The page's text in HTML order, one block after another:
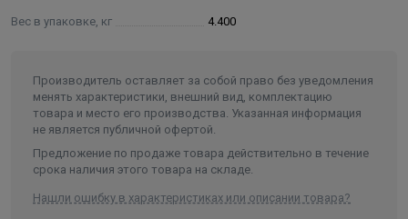
Вес в упаковке, кг 4.400
Производитель оставляет за собой право без уведомления
менять характеристики, внешний вид, комплектацию
товара и место его производства. Указанная информация
не является публичной офертой.
Предложение по продаже товара действительно в течение
срока наличия этого товара на складе.
Нашли ошибку в характеристиках или описании товара?